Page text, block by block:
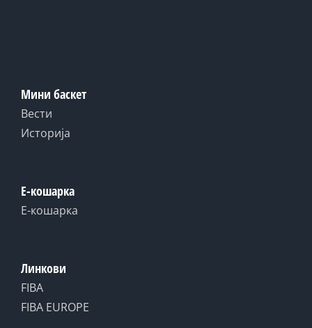
Мини баскет
Вести
Историја
Е-кошарка
Е-кошарка
Линкови
FIBA
FIBA EUROPE